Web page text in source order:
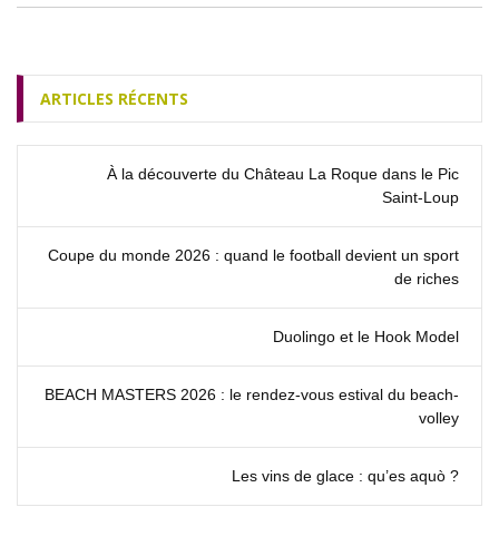
ARTICLES RÉCENTS
À la découverte du Château La Roque dans le Pic
Saint‑Loup
Coupe du monde 2026 : quand le football devient un sport
de riches
Duolingo et le Hook Model
BEACH MASTERS 2026 : le rendez‑vous estival du beach-
volley
Les vins de glace : qu’es aquò ?